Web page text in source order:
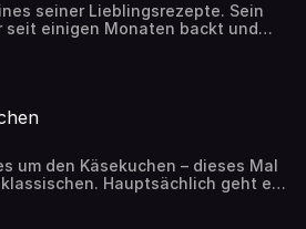
seiner Lieblingsrezepte. Sein
seit einigen Monaten backt und
Brot seiner Bäckerei hält.
ist und auf was bei der
Ihr die Folge anhören 😉
um den Käsekuchen – dieses Mal
Hauptsächlich geht es
San Sebastian cheesecake,
Rhabarberkuchen mit Käsemasse.